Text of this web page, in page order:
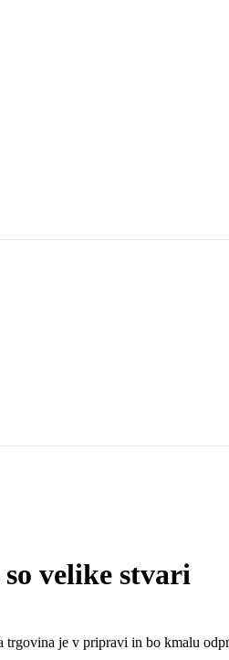
velike stvari
trgovina je v pripravi in ​​bo kmalu